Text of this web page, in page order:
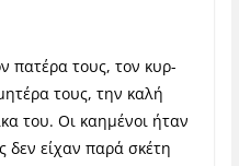
πατέρα τους, τον κυρ-
τους, την καλή
του. Οι καημένοι ήταν
δεν είχαν παρά σκέτη